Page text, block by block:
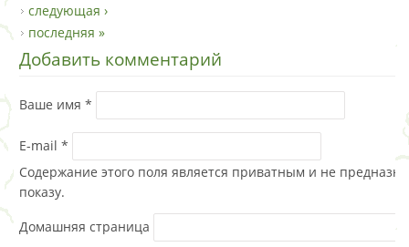
следующая ›
последняя »
Добавить комментарий
Ваше имя *
E-mail *
Содержание этого поля является приватным и не
показу.
Домашняя страница